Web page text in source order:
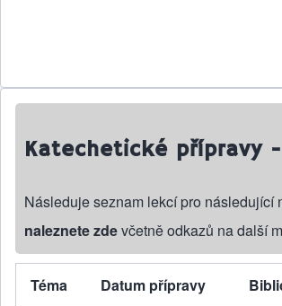
Katechetické přípravy
Následuje seznam lekcí pro následující
naleznete zdevčetně odkazů na další
Téma Datum přípravy